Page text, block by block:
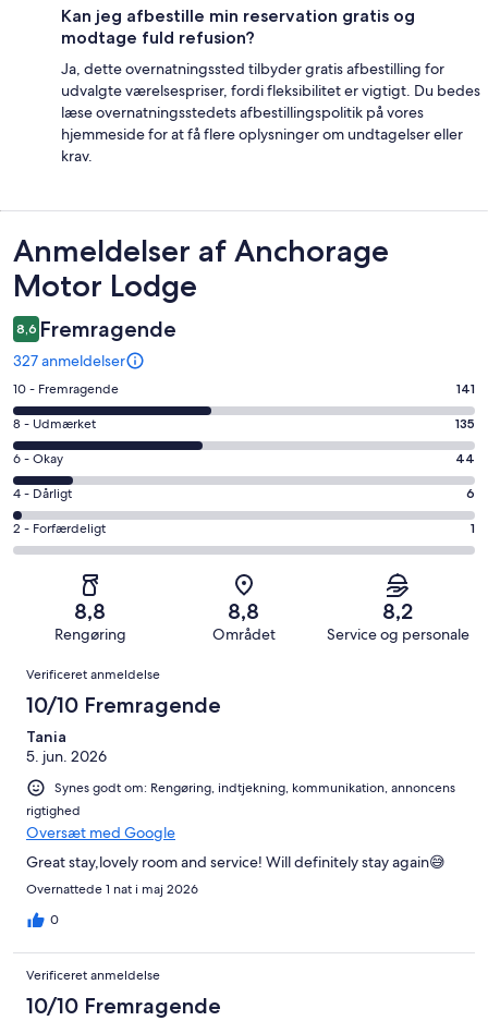
Kan jeg afbestille min reservation gratis og
modtage fuld refusion?
Ja, dette overnatningssted tilbyder gratis afbestilling for
udvalgte værelsespriser, fordi fleksibilitet er vigtigt. Du bedes
læse overnatningsstedets afbestillingspolitik på vores
hjemmeside for at få flere oplysninger om undtagelser eller
krav.
Anmeldelser
Anmeldelser af Anchorage
Motor Lodge
8,6 Fremragende
327 anmeldelser
Bedømmelse
på
10
−
Fremragende.
141
af
i
anmeldelser
10 - Fremragende 141
Bedømmelse
på
8
−
Udmærket.
135
8 - Udmærket 135
Bedømmelse
på
6
−
Okay.
327
6 - Okay 44
Bedømmelse
på
4
alt
327
4 - Dårligt 6
Bedømmelse
på
Forfærdeligt.
af
alt
327
anmeldelser
2 - Forfærdeligt 1
8,8
Rengøring
8,8
Området
8,2
Service og personale
Anmeldelser
Verificeret anmeldelse
10/10 Fremragende
Tania
5. jun. 2026
Synes godt om: Rengøring, indtjekning, kommunikation, annoncens
rigtighed
Oversæt med Google
Great stay,lovely room and service! Will definitely stay again😅
Overnattede 1 nat i maj 2026
0
Verificeret anmeldelse
10/10 Fremragende